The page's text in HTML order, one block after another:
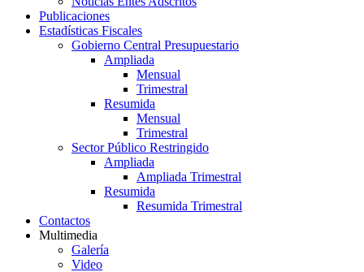
Publicaciones
Estadísticas Fiscales
Gobierno Central Presupuestario
Ampliada
Mensual
Trimestral
Resumida
Mensual
Trimestral
Sector Público Restringido
Ampliada
Ampliada Trimestral
Resumida
Resumida Trimestral
Contactos
Multimedia
Galería
Video